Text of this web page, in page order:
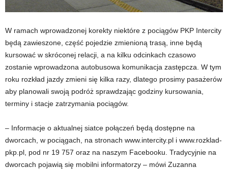
W ramach wprowadzonej korekty niektóre z pociągów PKP Intercity
będą zawieszone, część pojedzie zmienioną trasą, inne będą
kursować w skróconej relacji, a na kilku odcinkach czasowo
zostanie wprowadzona autobusowa komunikacja zastępcza. W tym
roku rozkład jazdy zmieni się kilka razy, dlatego prosimy pasażerów
aby planowali swoją podróż sprawdzając godziny kursowania,
terminy i stacje zatrzymania pociągów.
– Informacje o aktualnej siatce połączeń będą dostępne na
dworcach, w pociągach, na stronach www.intercity.pl i www.rozklad-
pkp.pl, pod nr 19 757 oraz na naszym Facebooku. Tradycyjnie na
dworcach pojawią się mobilni informatorzy – mówi Zuzanna